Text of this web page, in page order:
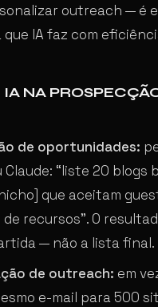
outreach — é
IA faz com
NA
de oportunidades:
Claude: “liste 20 blogs
que aceitam
recursos”. O
— não a lista final.
de outreach: em
e-mail para 500